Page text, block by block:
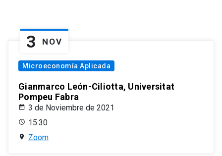
3 NOV
Microeconomía Aplicada
Gianmarco León-Ciliotta, Universitat
Pompeu Fabra
3 de Noviembre de 2021
15:30
Zoom